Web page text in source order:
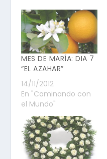
MES DE MARÍA: DIA 7
“EL AZAHAR”
14/11/2012
En "Caminando con
el Mundo"